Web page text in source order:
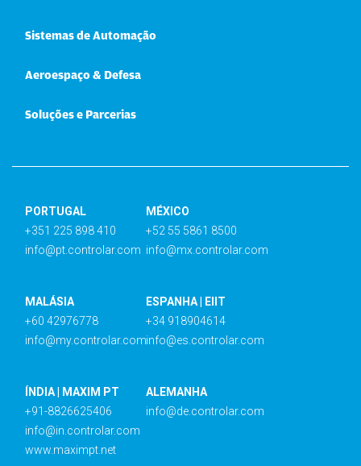
Sistemas de Automação
Aeroespaço & Defesa
Soluções e Parcerias
PORTUGAL
+351 225 898 410
info@pt.controlar.com
MÉXICO
+52 55 5861 8500
info@mx.controlar.com
MALÁSIA
+60 42976778
info@my.controlar.com
ESPANHA | EIIT
+34 918904614
info@es.controlar.com
ÍNDIA | MAXIM PT
+91-8826625406
info@in.controlar.com
www.maximpt.net
ALEMANHA
info@de.controlar.com